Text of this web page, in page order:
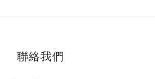
聯絡我們